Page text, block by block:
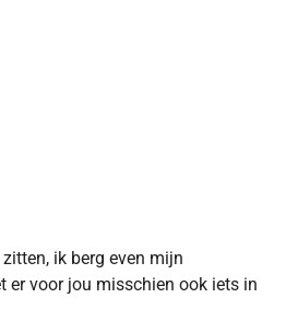
ik berg even mijn
er voor jou misschien ook iets in